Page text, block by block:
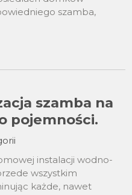
szamba,
szamba na
pojemności.
instalacji wodno-
wszystkim
każde, nawet